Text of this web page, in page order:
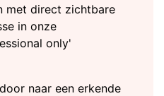
met direct zichtbare
in onze
only'
naar een erkende